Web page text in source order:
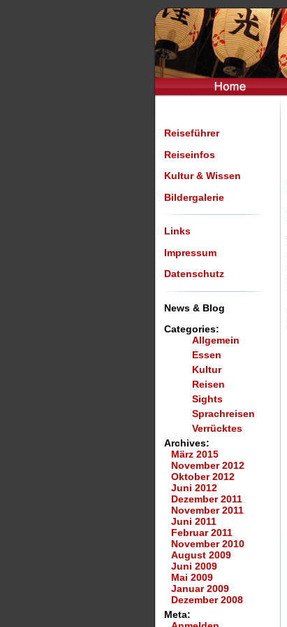
Reiseführer
Reiseinfos
Kultur & Wissen
Bildergalerie
Links
Impressum
Datenschutz
News & Blog
Categories:
Allgemein
Essen
Kultur
Reisen
Sights
Sprachreisen
Verrücktes
Archives:
März 2015
November 2012
Oktober 2012
Juni 2012
Dezember 2011
November 2011
Juni 2011
Februar 2011
November 2010
August 2009
Juni 2009
Mai 2009
Januar 2009
Dezember 2008
Meta: